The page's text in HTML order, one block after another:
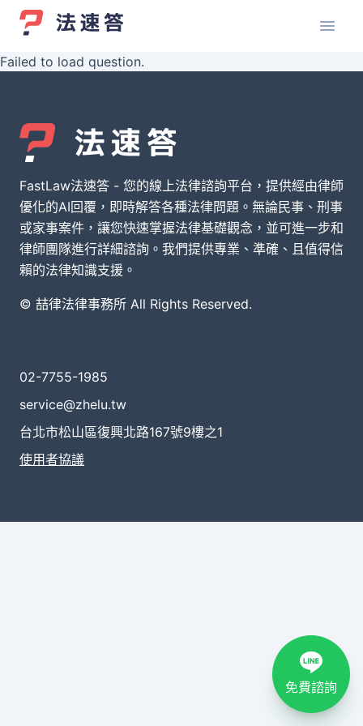
Failed to load question.
FastLaw法速答 - 您的線上法律諮詢平台，提供經由律師
優化的AI回覆，即時解答各種法律問題。無論民事、刑事
或家事案件，讓您快速掌握法律基礎觀念，並可進一步和
律師團隊進行詳細諮詢。我們提供專業、準確、且值得信
賴的法律知識支援。
© 喆律法律事務所 All Rights Reserved.
02-7755-1985
service@zhelu.tw
台北市松山區復興北路167號9樓之1
使用者協議
免費諮詢